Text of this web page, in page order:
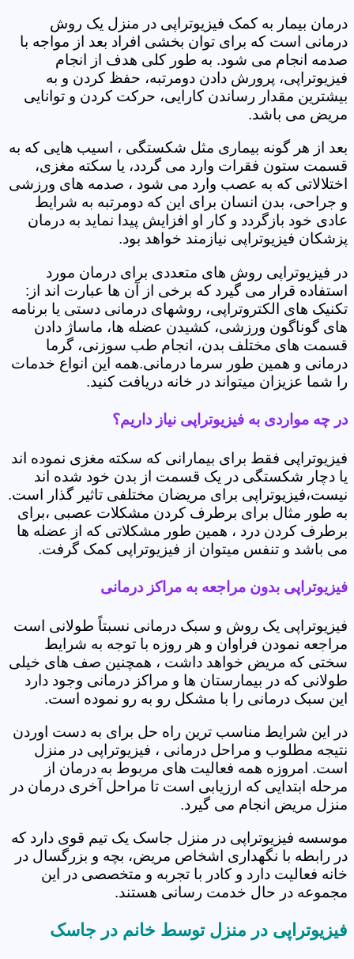
درمان بیمار به کمک فیزیوتراپی در منزل یک روش
درمانی است که برای توان بخشی افراد بعد از مواجه با
صدمه انجام می شود. به طور کلی هدف از انجام
فیزیوتراپی، پرورش دادن دومرتبه، حفظ کردن و به
بیشترین مقدار رساندن کارایی، حرکت کردن و توانایی
مریض می باشد.
بعد از هر گونه بیماری مثل شکستگی ، اسیب هایی که به
قسمت ستون فقرات وارد می گردد، یا سکته مغزی،
اختلالاتی که به عصب وارد می شود ، صدمه های ورزشی
و جراحی، بدن انسان برای این که دومرتبه به شرایط
عادی خود بازگردد و کار او افزایش پیدا نماید به درمان
پزشکان فیزیوتراپی نیازمند خواهد بود.
در فیزیوتراپی روش های متعددی برای درمان مورد
استفاده قرار می گیرد که برخی از آن ها عبارت اند از:
تکنیک های الکتروتراپی، روشهای درمانی دستی یا برنامه
های گوناگون ورزشی، کشیدن عضله ها، ماساژ دادن
قسمت های مختلف بدن، انجام طب سوزنی، گرما
درمانی و همین طور سرما درمانی.همه این انواع خدمات
را شما عزیزان میتواند در خانه دریافت کنید.
در چه مواردی به فیزیوتراپی نیاز داریم؟
فیزیوتراپی فقط برای بیمارانی که سکته مغزی نموده اند
یا دچار شکستگی در یک قسمت از بدن خود شده اند
نیست،فیزیوتراپی برای مریضان مختلفی تاثیر گذار است.
به طور مثال برای برطرف کردن مشکلات عصبی ،برای
برطرف کردن درد ، همین طور مشکلاتی که از عضله ها
می باشد و تنفس میتوان از فیزیوتراپی کمک گرفت.
فیزیوتراپی بدون مراجعه به مراکز درمانی
فیزیوتراپی یک روش و سبک درمانی نسبتاً طولانی است
مراجعه نمودن فراوان و هر روزه با توجه به شرایط
سختی که مریض خواهد داشت ، همچنین صف های خیلی
طولانی که در بیمارستان ها و مراکز درمانی وجود دارد
این سبک درمانی را با مشکل رو به رو نموده است.
در این شرایط مناسب ترین راه حل برای به دست اوردن
نتیجه مطلوب و مراحل درمانی ، فیزیوتراپی در منزل
است. امروزه همه فعالیت های مربوط به درمان از
مرحله ابتدایی که ارزیابی است تا مراحل آخری درمان در
منزل مریض انجام می گیرد.
موسسه فیزیوتراپی در منزل جاسک یک تیم قوی دارد که
در رابطه با نگهداری اشخاص مریض، بچه و بزرگسال در
خانه فعالیت دارد و کادر با تجربه و متخصصی در این
مجموعه در حال خدمت رسانی هستند.
فیزیوتراپی در منزل توسط خانم در جاسک